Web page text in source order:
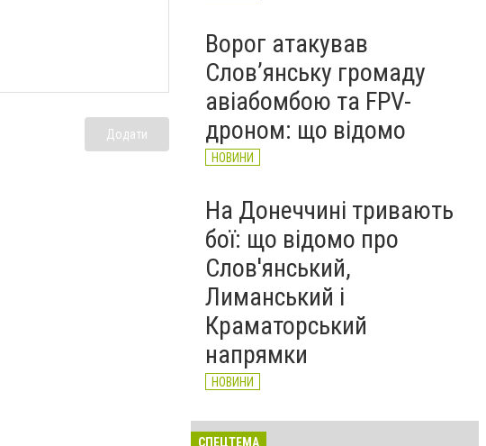
Додати
Ворог атакував
Слов’янську громаду
авіабомбою та FPV-
дроном: що відомо
НОВИНИ
На Донеччині тривають
бої: що відомо про
Слов'янський,
Лиманський і
Краматорський
напрямки
НОВИНИ
СПЕЦТЕМА